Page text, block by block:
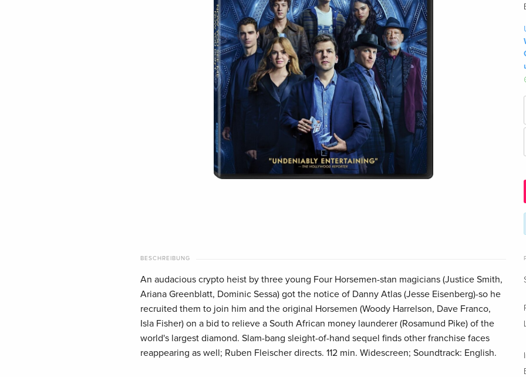
BESCHREIBUNG
An audacious crypto heist by three young Four Horsemen-stan magicians (Justice Smith,
Ariana Greenblatt, Dominic Sessa) got the notice of Danny Atlas (Jesse Eisenberg)-so he
recruited them to join him and the original Horsemen (Woody Harrelson, Dave Franco,
Isla Fisher) on a bid to relieve a South African money launderer (Rosamund Pike) of the
world's largest diamond. Slam-bang sleight-of-hand sequel finds other franchise faces
reappearing as well; Ruben Fleischer directs. 112 min. Widescreen; Soundtrack: English.